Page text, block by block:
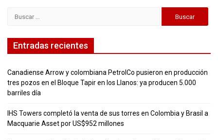
Entradas recientes
Canadiense Arrow y colombiana PetrolCo pusieron en producción
tres pozos en el Bloque Tapir en los Llanos: ya producen 5.000
barriles día
IHS Towers completó la venta de sus torres en Colombia y Brasil a
Macquarie Asset por US$952 millones